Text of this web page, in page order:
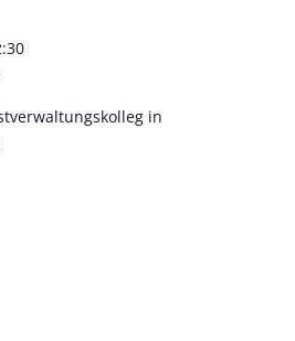
in